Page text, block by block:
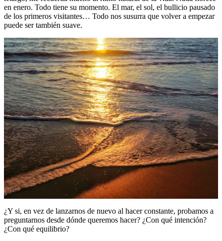
en enero. Todo tiene su momento. El mar, el sol, el bullicio pausado
de los primeros visitantes… Todo nos susurra que volver a empezar
puede ser también suave.
¿Y si, en vez de lanzarnos de nuevo al hacer constante, probamos a
preguntarnos desde dónde queremos hacer? ¿Con qué intención?
¿Con qué equilibrio?